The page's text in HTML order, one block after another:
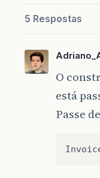
//
}
5 Respostas
O
está
Passe